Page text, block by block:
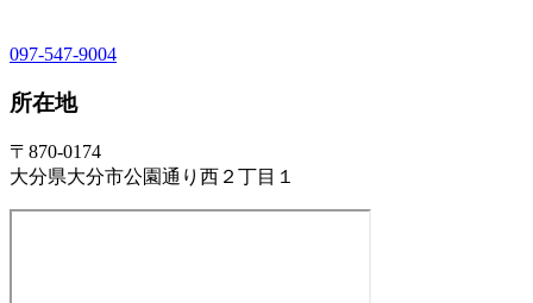
097-547-9004
所在地
〒870-0174
大分県大分市公園通り西２丁目１